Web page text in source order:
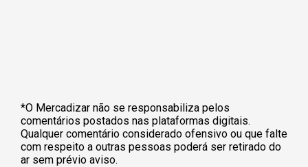
*O Mercadizar não se responsabiliza pelos
comentários postados nas plataformas digitais.
Qualquer comentário considerado ofensivo ou que falte
com respeito a outras pessoas poderá ser retirado do
ar sem prévio aviso.